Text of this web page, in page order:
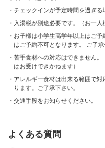
チェックインが予定時間を過ぎる
入湯税が別途必要です。（お一人
お子様は小学生高学年以上はご
はご予約不可となります。 ご了承
苦手食材への対応はできません
はお受けできかねます）
アレルギー食材は出来る範囲で
ります。ご了承下さい。
交通手段をお知らせください。
よくある質問